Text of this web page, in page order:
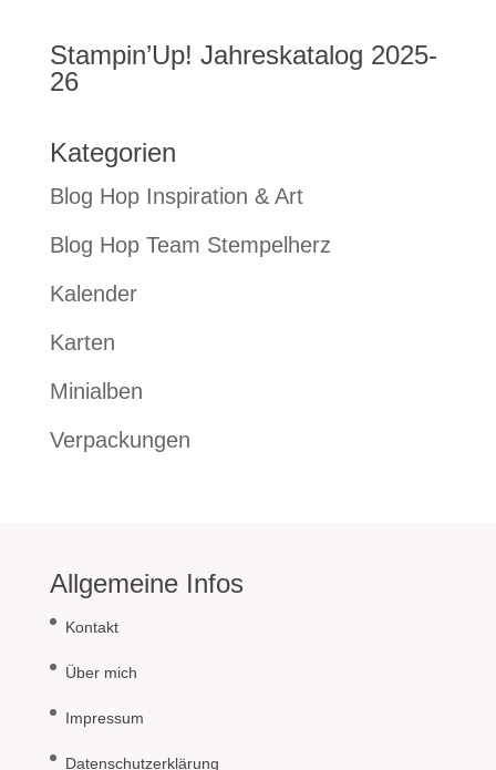
Stampin’Up! Jahreskatalog 2025-
26
Kategorien
Blog Hop Inspiration & Art
Blog Hop Team Stempelherz
Kalender
Karten
Minialben
Verpackungen
Allgemeine Infos
Kontakt
Über mich
Impressum
Datenschutzerklärung